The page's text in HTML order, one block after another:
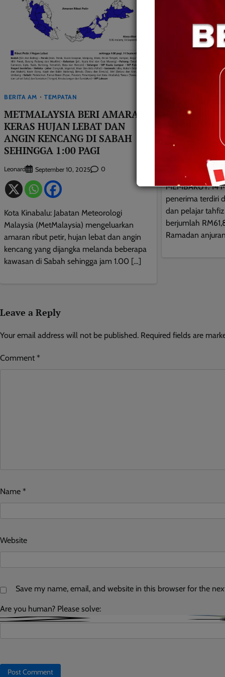
BERITA AM TEMPATAN
METMALAYSIA BERI AMARAN
KERAS HUJAN LEBAT DAN
ANGIN KENCANG DI SABAH
SEHINGGA 1:00 PAGI
Leonard September 10, 2025 0
Kota Kinabalu: Jabatan Meteorologi
Malaysia (MetMalaysia) mengeluarkan
amaran ribut petir, hujan lebat dan angin
kencang yang dijangka melanda beberapa
kawasan di Sabah sehingga jam 1.00 […]
614 asnaf
terima
Leonard March 15,
MEMBAKUT: 14
penerima terdiri
dan pelajar
berjumlah
Ramadan
Leave a Reply
Your email address will not be published. Required fields are
Comment *
Name *
Website
Save my name, email, and website in this browser for the
Are you human? Please solve: